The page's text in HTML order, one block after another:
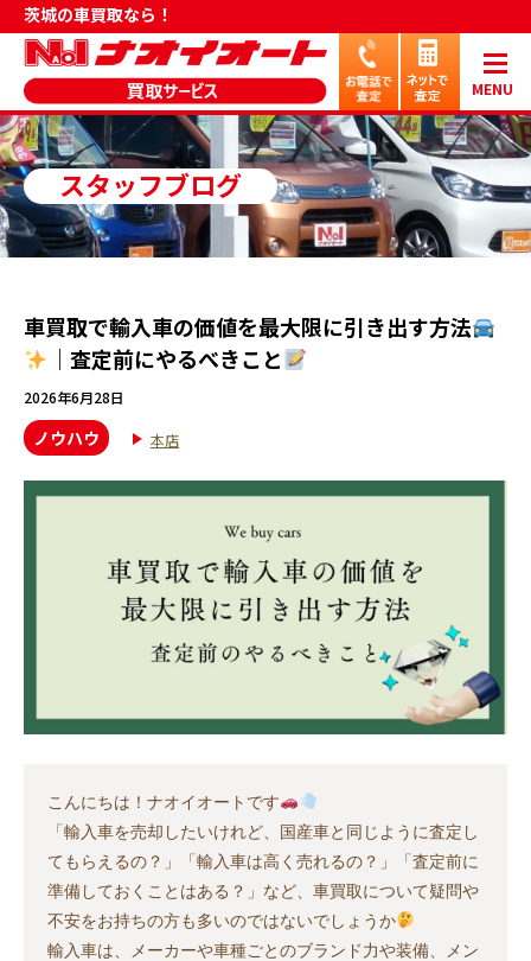
茨城の車買取なら！
MENU
スタッフブログ
車買取で輸入車の価値を最大限に引き出す方法
｜査定前にやるべきこと
2026年6月28日
ノウハウ 本店
こんにちは！ナオイオートです
「輸入車を売却したいけれど、国産車と同じように査定し
てもらえるの？」「輸入車は高く売れるの？」「査定前に
準備しておくことはある？」など、車買取について疑問や
不安をお持ちの方も多いのではないでしょうか
輸入車は、メーカーや車種ごとのブランド力や装備、メン